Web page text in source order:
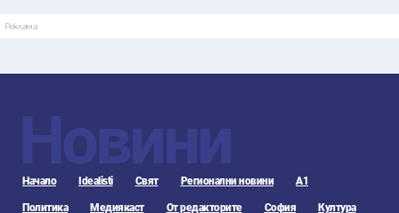
Реклама
Новини
Начало Idealisti Свят Регионални новини А1
Политика Медиякаст От редакторите София Култура